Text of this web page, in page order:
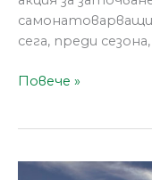
сега, преди
Повече »
Начало